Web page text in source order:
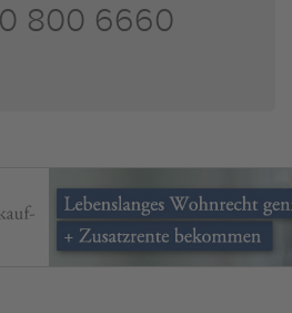
800 6660